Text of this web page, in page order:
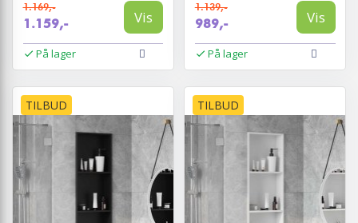
1.169,-
1.159,- Vis
På lager
1.139,-
989,- Vis
På lager
TILBUD TILBUD